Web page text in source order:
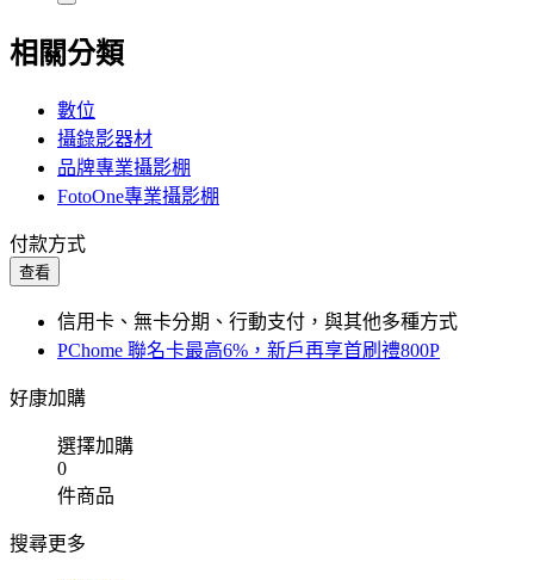
相關分類
數位
攝錄影器材
品牌專業攝影棚
FotoOne專業攝影棚
付款方式
查看
信用卡、無卡分期、行動支付，與其他多種方式
PChome 聯名卡最高6%，新戶再享首刷禮800P
好康加購
選擇加購
0
件商品
搜尋更多